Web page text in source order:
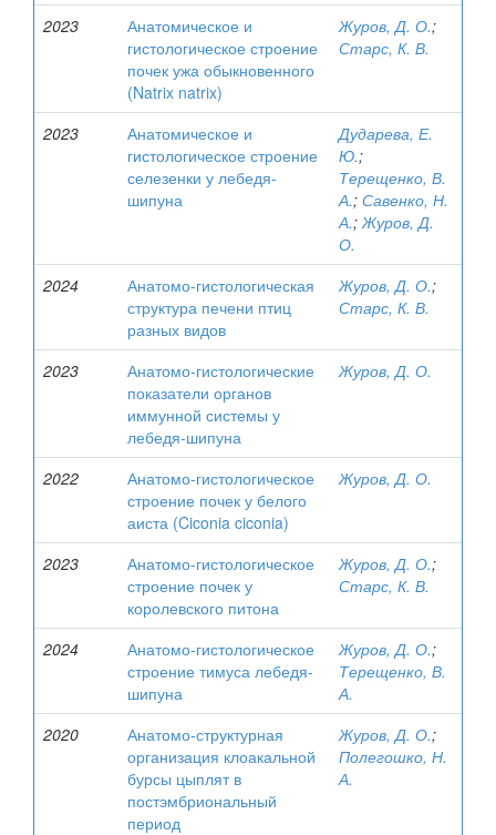
2023
Анатомическое и
гистологическое строение
почек ужа обыкновенного
(Natrix natrix)
Журов, Д. О.;
Старс, К. В.
2023
Анатомическое и
гистологическое строение
селезенки у лебедя-
шипуна
Дударева, Е.
Ю.;
Терещенко, В.
А.; Савенко, Н.
А.;Журов, Д.
О.
2024
Анатомо-гистологическая
структура печени птиц
разных видов
Журов, Д. О.;
Старс, К. В.
2023
Анатомо-гистологические
показатели органов
иммунной системы у
лебедя-шипуна
Журов, Д. О.
2022
Анатомо-гистологическое
строение почек у белого
аиста (Ciconia ciconia)
Журов, Д. О.
2023
Анатомо-гистологическое
строение почек у
королевского питона
Журов, Д. О.;
Старс, К. В.
2024
Анатомо-гистологическое
строение тимуса лебедя-
шипуна
Журов, Д. О.;
Терещенко, В.
А.
2020
Анатомо-структурная
организация клоакальной
бурсы цыплят в
постэмбриональный
период
Журов, Д. О.;
Полегошко, Н.
А.